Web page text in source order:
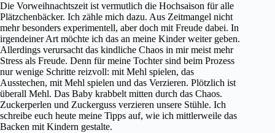
Die Vorweihnachtszeit ist vermutlich die Hochsaison für alle
Plätzchenbäcker. Ich zähle mich dazu. Aus Zeitmangel nicht
mehr besonders experimentell, aber doch mit Freude dabei. In
irgendeiner Art möchte ich das an meine Kinder weiter geben.
Allerdings verursacht das kindliche Chaos in mir meist mehr
Stress als Freude. Denn für meine Tochter sind beim Prozess
nur wenige Schritte reizvoll: mit Mehl spielen, das
Ausstechen, mit Mehl spielen und das Verzieren. Plötzlich ist
überall Mehl. Das Baby krabbelt mitten durch das Chaos.
Zuckerperlen und Zuckerguss verzieren unsere Stühle. Ich
schreibe euch heute meine Tipps auf, wie ich mittlerweile das
Backen mit Kindern gestalte.